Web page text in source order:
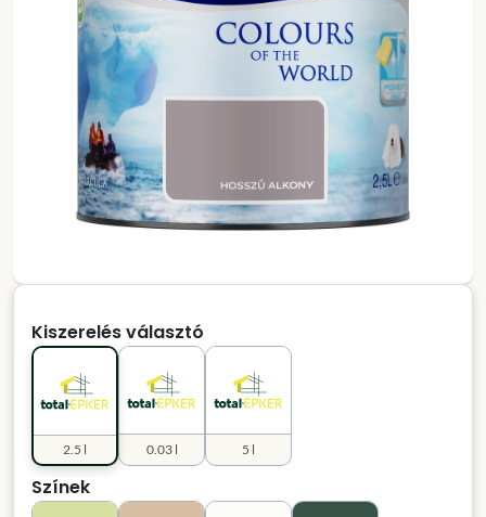
Kiszerelés választó
0.03 l
2.5 l 5 l
Színek